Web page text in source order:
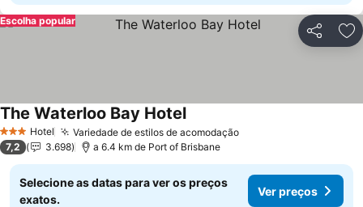
Partilhar
Escolha popular
3 EstrelasHotel Variedade de estilos de acomodação
The Waterloo Bay Hotel
7,2 3.698 a 6.4 km de Port of Brisbane
Selecione as datas para ver os preços
exatos.
Ver preços